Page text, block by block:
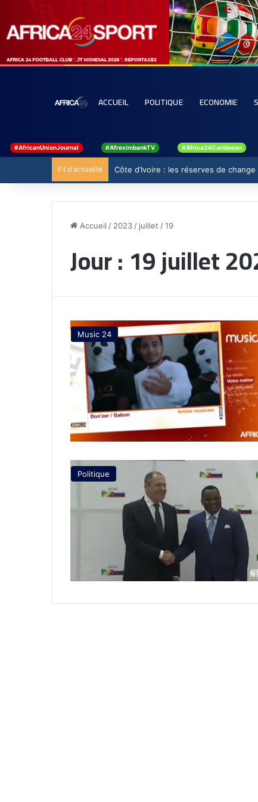
ACCUEIL POLITIQUE ECONOMIE
#AfricanUnionJournal #AfreximbankTV #Africa24Caribbean
Fil d'actualité Côte d’Ivoire : les réserves de
Accueil / 2023/ juillet /19
Jour :19 juillet
Music 24
Politique